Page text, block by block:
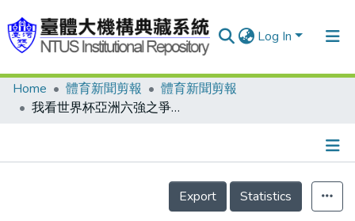
Log In
Communities & Collections
Home 體育新聞剪報
體育新聞剪報
我看世界杯亞洲六強之爭歸來談6 認清我足球運動實力等級 再談中華杯邀賽對象/亞洲田徑賽 各國好手摩拳擦掌 日本隊成軍 長跑、標槍好手缺席
Details
Export
Statistics